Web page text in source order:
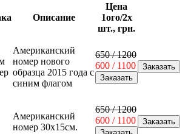
Описание
Цена
1ого/2х
шт., грн.
Американский
номер нового
образца 2015 года с
синим флагом
650 / 1200
600 / 1100
Американский
номер 30х15см.
650 / 1200
600 / 1100